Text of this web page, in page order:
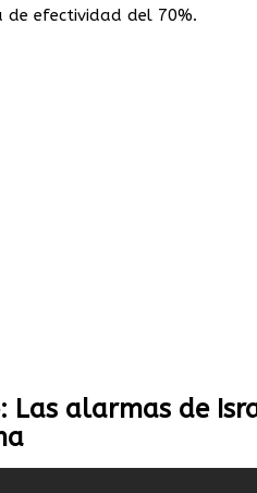
de efectividad del 70%.
Las alarmas de